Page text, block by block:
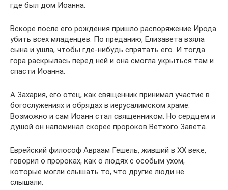
где был дом Иоанна.
Вскоре после его рождения пришло распоряжение Ирода
убить всех младенцев. По преданию, Елизавета взяла
сына и ушла, чтобы где-нибудь спрятать его. И тогда
гора раскрылась перед ней и она смогла укрыться там и
спасти Иоанна.
А Захария, его отец, как священник принимал участие в
богослужениях и обрядах в иерусалимском храме.
Возможно и сам Иоанн стал священником. Но сердцем и
душой он напоминал скорее пророков Ветхого Завета.
Еврейский философ Авраам Гешель, живший в XX веке,
говорил о пророках, как о людях с особым ухом,
которые могли слышать то, что другие люди не
слышали.